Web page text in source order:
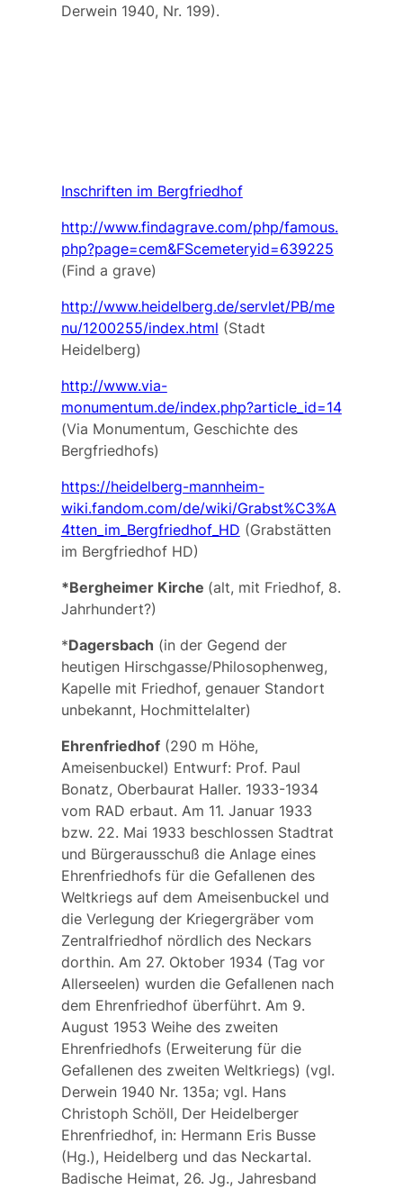
Derwein 1940, Nr. 199).
Inschriften im Bergfriedhof
http://www.findagrave.com/php/famous.
php?page=cem&FScemeteryid=639225
(Find a grave)
http://www.heidelberg.de/servlet/PB/me
nu/1200255/index.html (Stadt
Heidelberg)
http://www.via-
monumentum.de/index.php?article_id=14
(Via Monumentum, Geschichte des
Bergfriedhofs)
https://heidelberg-mannheim-
wiki.fandom.com/de/wiki/Grabst%C3%A
4tten_im_Bergfriedhof_HD (Grabstätten
im Bergfriedhof HD)
*Bergheimer Kirche (alt, mit Friedhof, 8.
Jahrhundert?)
*Dagersbach (in der Gegend der
heutigen Hirschgasse/Philosophenweg,
Kapelle mit Friedhof, genauer Standort
unbekannt, Hochmittelalter)
Ehrenfriedhof(290 m Höhe,
Ameisenbuckel) Entwurf: Prof. Paul
Bonatz, Oberbaurat Haller. 1933-1934
vom RAD erbaut. Am 11. Januar 1933
bzw. 22. Mai 1933 beschlossen Stadtrat
und Bürgerausschuß die Anlage eines
Ehrenfriedhofs für die Gefallenen des
Weltkriegs auf dem Ameisenbuckel und
die Verlegung der Kriegergräber vom
Zentralfriedhof nördlich des Neckars
dorthin. Am 27. Oktober 1934 (Tag vor
Allerseelen) wurden die Gefallenen nach
dem Ehrenfriedhof überführt. Am 9.
August 1953 Weihe des zweiten
Ehrenfriedhofs (Erweiterung für die
Gefallenen des zweiten Weltkriegs) (vgl.
Derwein 1940 Nr. 135a; vgl. Hans
Christoph Schöll, Der Heidelberger
Ehrenfriedhof, in: Hermann Eris Busse
(Hg.), Heidelberg und das Neckartal.
Badische Heimat, 26. Jg., Jahresband